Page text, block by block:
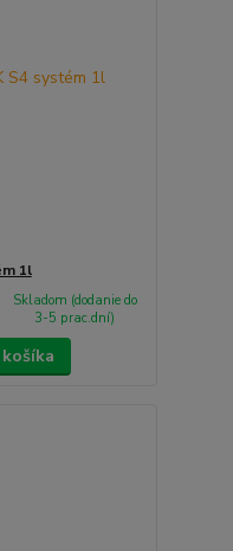
1l
Skladom (dodanie do
3-5 prac.dní)